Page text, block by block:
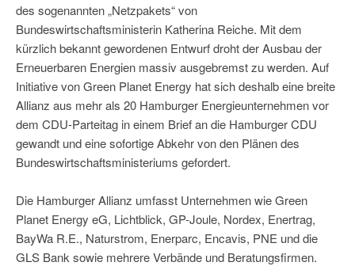
des sogenannten „Netzpakets“ von
Bundeswirtschaftsministerin Katherina Reiche. Mit dem
kürzlich bekannt gewordenen Entwurf droht der Ausbau der
Erneuerbaren Energien massiv ausgebremst zu werden. Auf
Initiative von Green Planet Energy hat sich deshalb eine breite
Allianz aus mehr als 20 Hamburger Energieunternehmen vor
dem CDU-Parteitag in einem Brief an die Hamburger CDU
gewandt und eine sofortige Abkehr von den Plänen des
Bundeswirtschaftsministeriums gefordert.
Die Hamburger Allianz umfasst Unternehmen wie Green
Planet Energy eG, Lichtblick, GP-Joule, Nordex, Enertrag,
BayWa R.E., Naturstrom, Enerparc, Encavis, PNE und die
GLS Bank sowie mehrere Verbände und Beratungsfirmen.